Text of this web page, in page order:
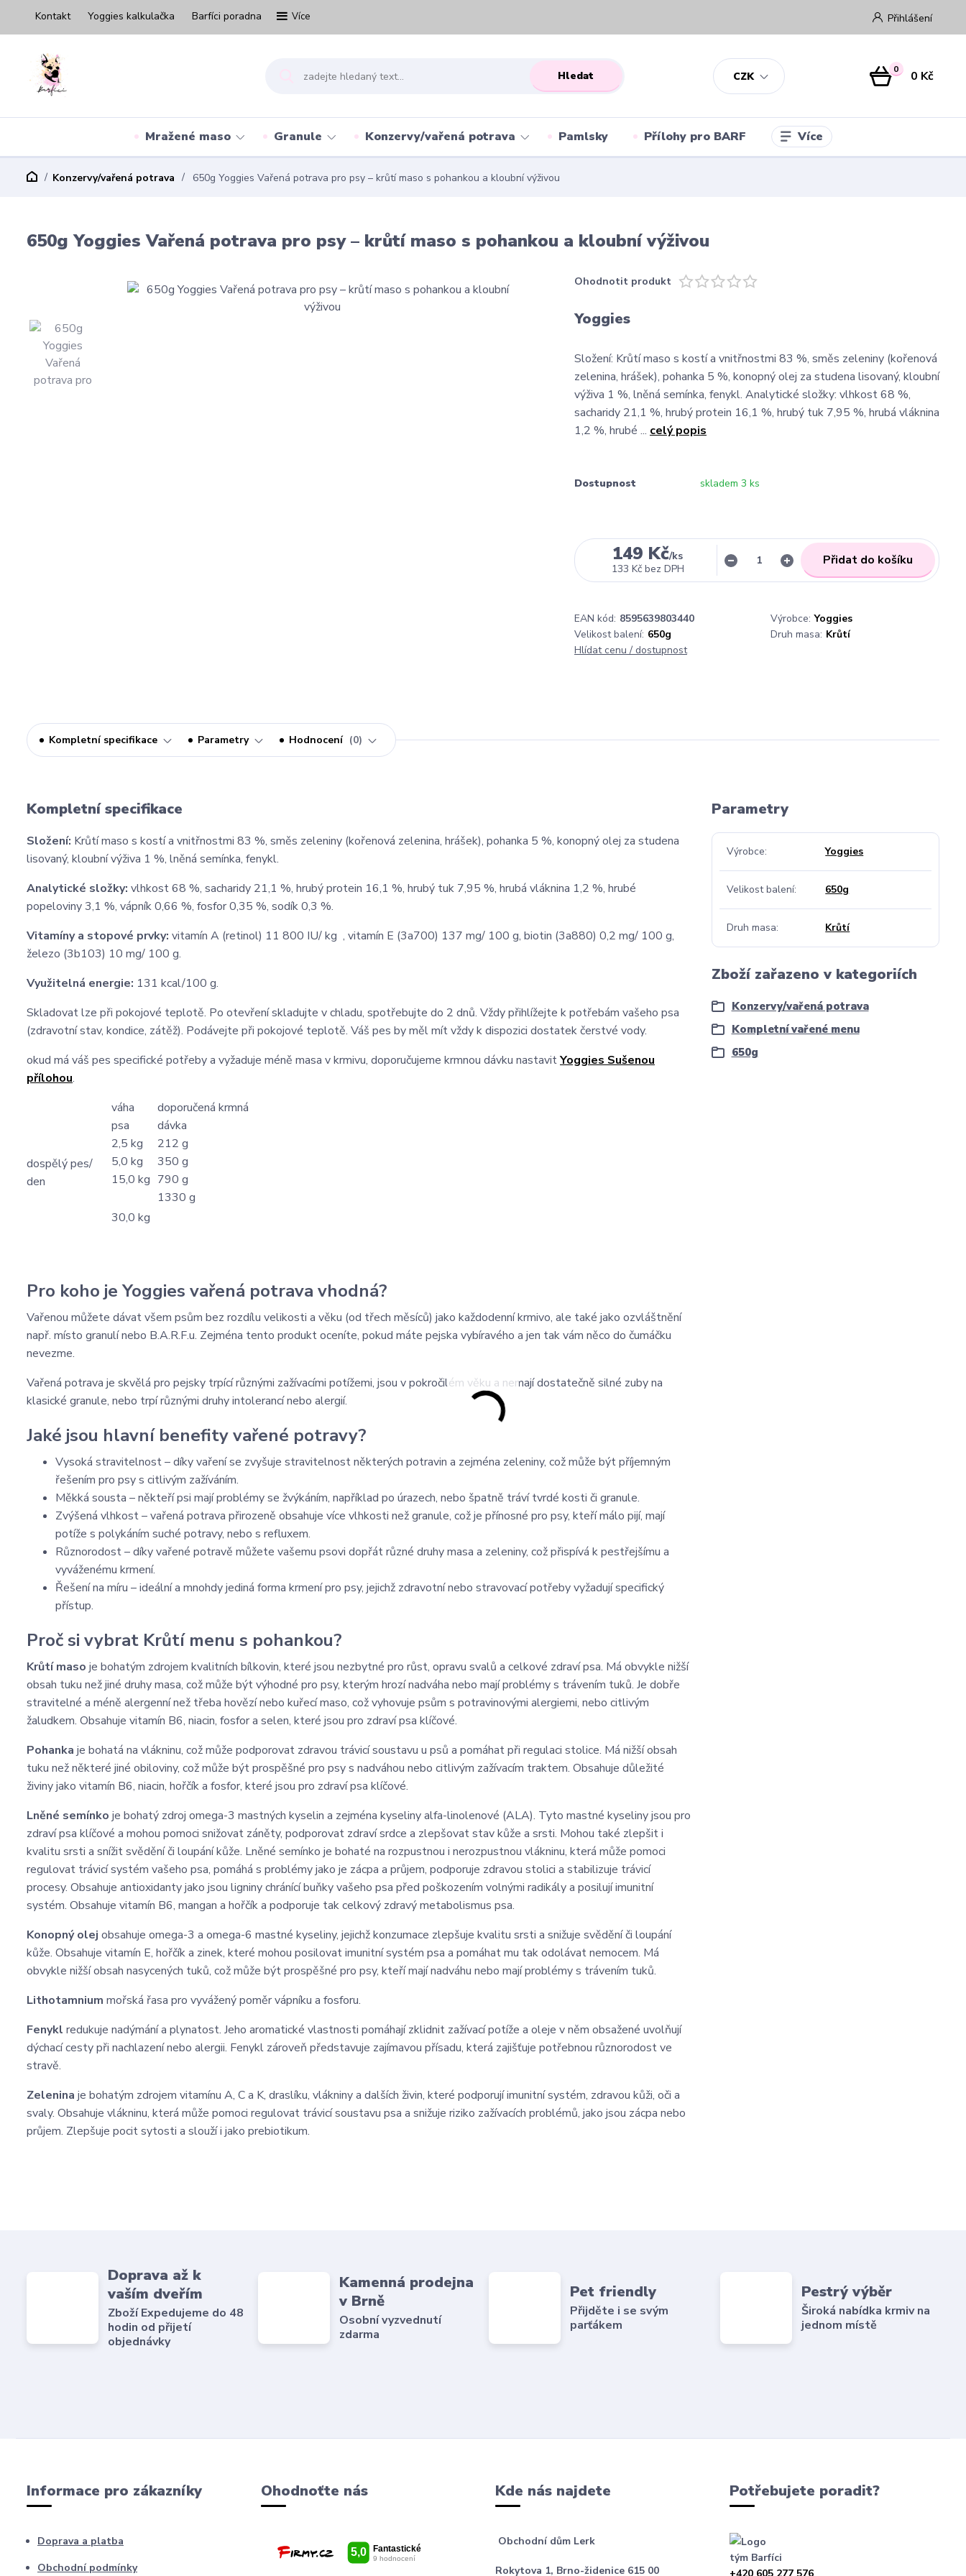
Kontakt Yoggies kalkulačka Barfíci poradna Více
CZK
Přihlášení
Hledat 0 0 Kč
Mražené maso Granule Konzervy/vařená potrava Pamlsky Přílohy pro BARF Více
Konzervy/vařená potrava 650g Yoggies Vařená potrava pro psy – krůtí maso s pohankou a kloubní výživou
650g Yoggies Vařená potrava pro psy – krůtí maso s pohankou a kloubní výživou
Ohodnotit produkt
Yoggies
Složení: Krůtí maso s kostí a vnitřnostmi 83 %, směs zeleniny (kořenová
zelenina, hrášek), pohanka 5 %, konopný olej za studena lisovaný, kloubní
výživa 1 %, lněná semínka, fenykl. Analytické složky: vlhkost 68 %,
sacharidy 21,1 %, hrubý protein 16,1 %, hrubý tuk 7,95 %, hrubá vláknina
1,2 %, hrubé ... celý popis
Dostupnost skladem 3 ks
149 Kč/ks
133 Kč bez DPH
Přidat do košíku
EAN kód: 8595639803440 Výrobce: Yoggies
Velikost balení: 650g Druh masa: Krůtí
Hlídat cenu / dostupnost
Kompletní specifikace Parametry Hodnocení 0
Kompletní specifikace
Složení: Krůtí maso s kostí a vnitřnostmi 83 %, směs zeleniny (kořenová zelenina, hrášek), pohanka 5 %, konopný olej za studena
lisovaný, kloubní výživa 1 %, lněná semínka, fenykl.
Analytické složky: vlhkost 68 %, sacharidy 21,1 %, hrubý protein 16,1 %, hrubý tuk 7,95 %, hrubá vláknina 1,2 %, hrubé
popeloviny 3,1 %, vápník 0,66 %, fosfor 0,35 %, sodík 0,3 %.
Vitamíny a stopové prvky: vitamín A (retinol) 11 800 IU/ kg , vitamín E (3a700) 137 mg/ 100 g, biotin (3a880) 0,2 mg/ 100 g,
železo (3b103) 10 mg/ 100 g.
Využitelná energie: 131 kcal/100 g.
Skladovat lze při pokojové teplotě. Po otevření skladujte v chladu, spotřebujte do 2 dnů. Vždy přihlížejte k potřebám vašeho psa
(zdravotní stav, kondice, zátěž). Podávejte při pokojové teplotě. Váš pes by měl mít vždy k dispozici dostatek čerstvé vody.
okud má váš pes specifické potřeby a vyžaduje méně masa v krmivu, doporučujeme krmnou dávku nastavitYoggies Sušenou
přílohou.
dospělý pes/
den
váha
psa
doporučená krmná
dávka
2,5 kg
212 g
5,0 kg
350 g
15,0 kg 790 g
30,0 kg
1330 g
Pro koho je Yoggies vařená potrava vhodná?
Vařenou můžete dávat všem psům bez rozdílu velikosti a věku (od třech měsíců) jako každodenní krmivo, ale také jako ozvláštnění
např. místo granulí nebo B.A.R.F.u. Zejména tento produkt oceníte, pokud máte pejska vybíravého a jen tak vám něco do čumáčku
nevezme.
Vařená potrava je skvělá pro pejsky trpící různými zažívacími potížemi, jsou v pokročilém věku a nemají dostatečně silné zuby na
klasické granule, nebo trpí různými druhy intolerancí nebo alergií.
Jaké jsou hlavní benefity vařené potravy?
Vysoká stravitelnost – díky vaření se zvyšuje stravitelnost některých potravin a zejména zeleniny, což může být příjemným
řešením pro psy s citlivým zažíváním.
Měkká sousta – někteří psi mají problémy se žvýkáním, například po úrazech, nebo špatně tráví tvrdé kosti či granule.
Zvýšená vlhkost – vařená potrava přirozeně obsahuje více vlhkosti než granule, což je přínosné pro psy, kteří málo pijí, mají
potíže s polykáním suché potravy, nebo s refluxem.
Různorodost – díky vařené potravě můžete vašemu psovi dopřát různé druhy masa a zeleniny, což přispívá k pestřejšímu a
vyváženému krmení.
Řešení na míru – ideální a mnohdy jediná forma krmení pro psy, jejichž zdravotní nebo stravovací potřeby vyžadují specifický
přístup.
Proč si vybrat Krůtí menu s pohankou?
Krůtí maso je bohatým zdrojem kvalitních bílkovin, které jsou nezbytné pro růst, opravu svalů a celkové zdraví psa. Má obvykle nižší
obsah tuku než jiné druhy masa, což může být výhodné pro psy, kterým hrozí nadváha nebo mají problémy s trávením tuků. Je dobře
stravitelné a méně alergenní než třeba hovězí nebo kuřecí maso, což vyhovuje psům s potravinovými alergiemi, nebo citlivým
žaludkem. Obsahuje vitamín B6, niacin, fosfor a selen, které jsou pro zdraví psa klíčové.
Pohanka je bohatá na vlákninu, což může podporovat zdravou trávicí soustavu u psů a pomáhat při regulaci stolice. Má nižší obsah
tuku než některé jiné obiloviny, což může být prospěšné pro psy s nadváhou nebo citlivým zažívacím traktem. Obsahuje důležité
živiny jako vitamín B6, niacin, hořčík a fosfor, které jsou pro zdraví psa klíčové.
Lněné semínko je bohatý zdroj omega-3 mastných kyselin a zejména kyseliny alfa-linolenové (ALA). Tyto mastné kyseliny jsou pro
zdraví psa klíčové a mohou pomoci snižovat záněty, podporovat zdraví srdce a zlepšovat stav kůže a srsti. Mohou také zlepšit i
kvalitu srsti a snížit svědění či loupání kůže. Lněné semínko je bohaté na rozpustnou i nerozpustnou vlákninu, která může pomoci
regulovat trávicí systém vašeho psa, pomáhá s problémy jako je zácpa a průjem, podporuje zdravou stolici a stabilizuje trávicí
procesy. Obsahuje antioxidanty jako jsou ligniny chránící buňky vašeho psa před poškozením volnými radikály a posilují imunitní
systém. Obsahuje vitamín B6, mangan a hořčík a podporuje tak celkový zdravý metabolismus psa.
Konopný olej obsahuje omega-3 a omega-6 mastné kyseliny, jejichž konzumace zlepšuje kvalitu srsti a snižuje svědění či loupání
kůže. Obsahuje vitamín E, hořčík a zinek, které mohou posilovat imunitní systém psa a pomáhat mu tak odolávat nemocem. Má
obvykle nižší obsah nasycených tuků, což může být prospěšné pro psy, kteří mají nadváhu nebo mají problémy s trávením tuků.
Lithotamnium mořská řasa pro vyvážený poměr vápníku a fosforu.
Fenykl redukuje nadýmání a plynatost. Jeho aromatické vlastnosti pomáhají zklidnit zažívací potíže a oleje v něm obsažené uvolňují
dýchací cesty při nachlazení nebo alergii. Fenykl zároveň představuje zajímavou přísadu, která zajišťuje potřebnou různorodost ve
stravě.
Zelenina je bohatým zdrojem vitamínu A, C a K, draslíku, vlákniny a dalších živin, které podporují imunitní systém, zdravou kůži, oči a
svaly. Obsahuje vlákninu, která může pomoci regulovat trávicí soustavu psa a snižuje riziko zažívacích problémů, jako jsou zácpa nebo
průjem. Zlepšuje pocit sytosti a slouží i jako prebiotikum.
Parametry
Výrobce Yoggies
Velikost balení 650g
Druh masa Krůtí
Zboží zařazeno v kategoriích
Konzervy/vařená potrava
Kompletní vařené menu
650g
Doprava až k
vaším dveřím
Zboží Expedujeme do 48
hodin od přijetí
objednávky
Kamenná prodejna
v Brně
Osobní vyzvednutí
zdarma
Pet friendly
Přijděte i se svým
parťákem
Pestrý výběr
Široká nabídka krmiv na
jednom místě
Informace pro zákazníky
Doprava a platba
Obchodní podmínky
Ohodnoťte nás Kde nás najdete
Obchodní dům Lerk
Rokytova 1, Brno-židenice 615 00
Potřebujete poradit?
tým Barfíci